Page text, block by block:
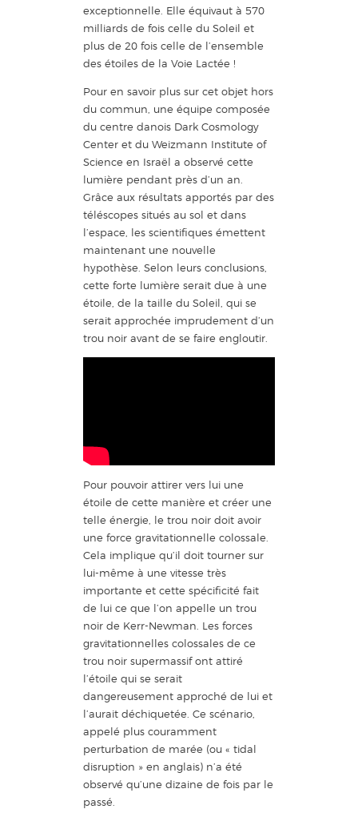
exceptionnelle. Elle équivaut à 570
milliards de fois celle du Soleil et
plus de 20 fois celle de l’ensemble
des étoiles de la Voie Lactée !
Pour en savoir plus sur cet objet hors
du commun, une équipe composée
du centre danois Dark Cosmology
Center et du Weizmann Institute of
Science en Israël a observé cette
lumière pendant près d’un an.
Grâce aux résultats apportés par des
téléscopes situés au sol et dans
l’espace, les scientifiques émettent
maintenant une nouvelle
hypothèse. Selon leurs conclusions,
cette forte lumière serait due à une
étoile, de la taille du Soleil, qui se
serait approchée imprudement d’un
trou noir avant de se faire engloutir.
Pour pouvoir attirer vers lui une
étoile de cette manière et créer une
telle énergie, le trou noir doit avoir
une force gravitationnelle colossale.
Cela implique qu’il doit tourner sur
lui-même à une vitesse très
importante et cette spécificité fait
de lui ce que l’on appelle un trou
noir de Kerr-Newman. Les forces
gravitationnelles colossales de ce
trou noir supermassif ont attiré
l’étoile qui se serait
dangereusement approché de lui et
l’aurait déchiquetée. Ce scénario,
appelé plus couramment
perturbation de marée (ou « tidal
disruption » en anglais) n’a été
observé qu’une dizaine de fois par le
passé.